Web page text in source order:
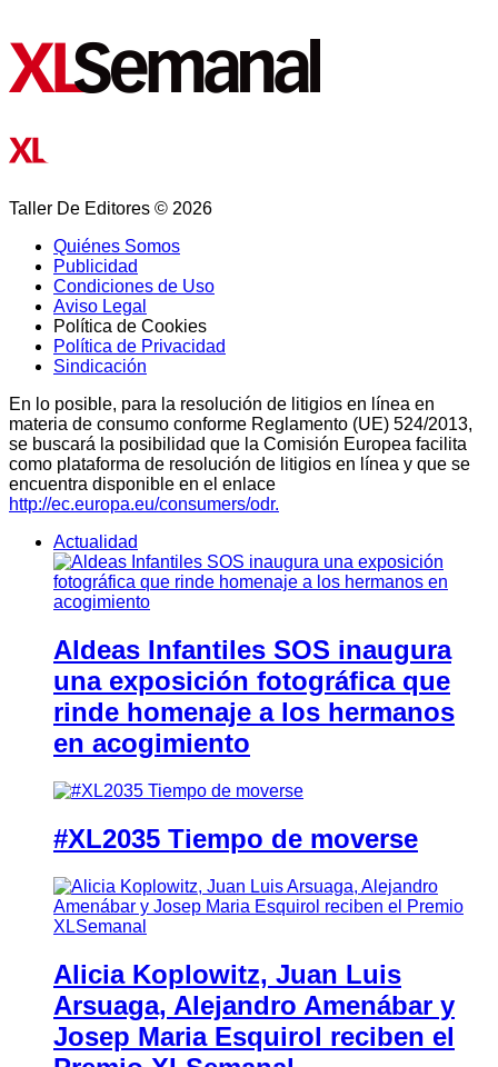
Taller De Editores © 2026
Quiénes Somos
Publicidad
Condiciones de Uso
Aviso Legal
Política de Cookies
Política de Privacidad
Sindicación
En lo posible, para la resolución de litigios en línea en
materia de consumo conforme Reglamento (UE) 524/2013,
se buscará la posibilidad que la Comisión Europea facilita
como plataforma de resolución de litigios en línea y que se
encuentra disponible en el enlace
http://ec.europa.eu/consumers/odr.
Actualidad
Aldeas Infantiles SOS inaugura
una exposición fotográfica que
rinde homenaje a los hermanos
en acogimiento
#XL2035 Tiempo de moverse
Alicia Koplowitz, Juan Luis
Arsuaga, Alejandro Amenábar y
Josep Maria Esquirol reciben el